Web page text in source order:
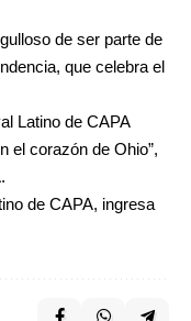
de ser parte de
que celebra el
Latino de CAPA
el corazón de Ohio”,
de CAPA, ingresa